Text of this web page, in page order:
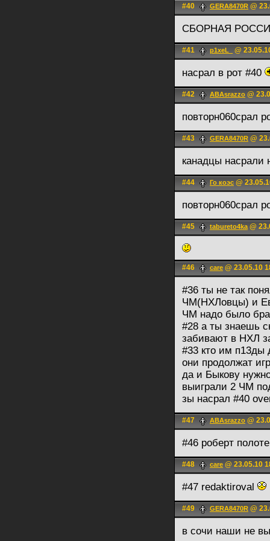
#40 GERA8470R @
СБОРНАЯ
#41 p1xeL_ @
насрал в рот #40
#42 ABAsrazzo @
повторн060срал
#43 GERA8470R @
канадцы
#44 Го коэс @
повторн060срал
#45 tabureto4ka@
#46 care @ 23.05.10
#36 ты не так
ЧМ(НХЛовцы) и
ЧМ надо было
#28 а ты знаешь
забивают в НХЛ
#33 кто им
они продолжат
да и Быкову
выиграли 2 ЧМ
зы насрал #40
#47 ABAsrazzo @
#46 роберт
#48 care @ 23.05.10
#47 redaktiroval
#49 GERA8470R @
в сочи наши не